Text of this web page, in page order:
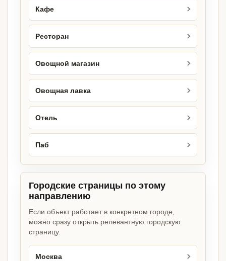
Кафе
Ресторан
Овощной магазин
Овощная лавка
Отель
Паб
Городские страницы по этому
направлению
Если объект работает в конкретном городе,
можно сразу открыть релевантную городскую
страницу.
Москва